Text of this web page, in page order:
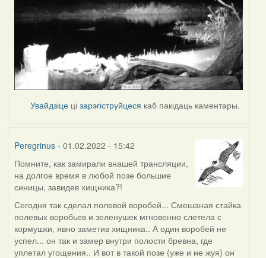
Увайдзіце цізарэгіструйцеся каб пакідаць каментары.
Peregrinus- 01.02.2022 - 15:42
Помните, как замирали внашей трансляции,
на долгое время в любой позе большие
синицы, завидев хищника?!
Сегодня так сделал полевой воробей... Смешаная стайка
полевых воробьев и зеленушек мгновенно слетела с
кормушки, явно заметив хищника.. А один воробей не
успел... он так и замер внутри полости бревна, где
уплетал угощения.. И вот в такой позе (уже и не жуя) он